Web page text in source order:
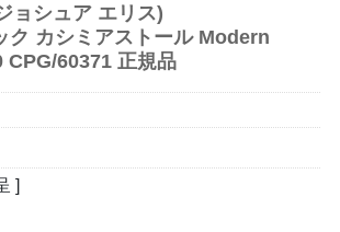
ョシュア エリス)
ク カシミアストール Modern
CPG/60371 正規品
]